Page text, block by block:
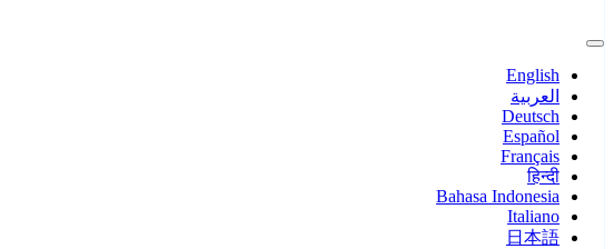
English
العربية
Deutsch
Español
Français
हिन्दी
Bahasa Indonesia
Italiano
日本語